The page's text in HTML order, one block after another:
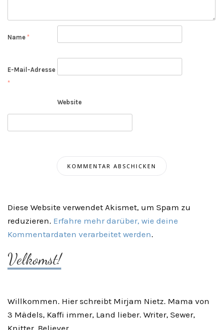
Name *
E-Mail-Adresse
*
Website
Diese Website verwendet Akismet, um Spam zu
reduzieren. Erfahre mehr darüber, wie deine
Kommentardaten verarbeitet werden.
Velkomst!
Willkommen. Hier schreibt Mirjam Nietz. Mama von
3 Mädels, Kaffi immer, Land lieber. Writer, Sewer,
Knitter, Believer.